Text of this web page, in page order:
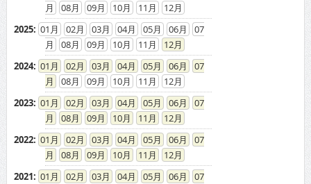
08
09 10 11
12
2025: 01 02 03 04 05 06
07
08
09 10 11
12
2024: 01 02 03 04 05 06
07
08
09 10 11
12
2023: 01 02 03 04 05 06
07
08
09 10 11
12
2022: 01 02 03 04 05 06
07
08
09 10 11
12
2021: 01 02 03 04 05 06
07